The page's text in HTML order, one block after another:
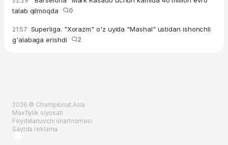
talab qilmoqda
0
21:57 Superliga. "Xorazm" o'z uyida "Mashal" ustidan ishonchli
g'alabaga erishdi
2
2026 © Championat.Asia
Maxfiylik siyosati
Foydalanuvchi shartnomasi
Saytda reklama